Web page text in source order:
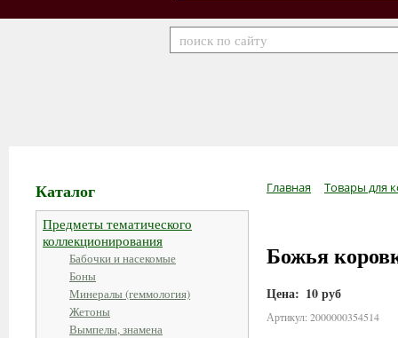
Каталог
Предметы тематического
коллекционирования
Бабочки и насекомые
Боны
Минералы (геммология)
Жетоны
Вымпелы, знамена
Главная Товары для
Божья
Цена: 10 руб
Артикул: 2000000354514